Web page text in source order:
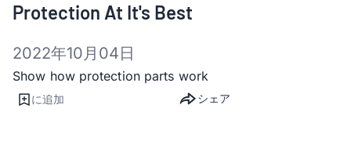
Video
Protection At It's Best
2022年10月04日
Show how protection parts work
に追加 シェア